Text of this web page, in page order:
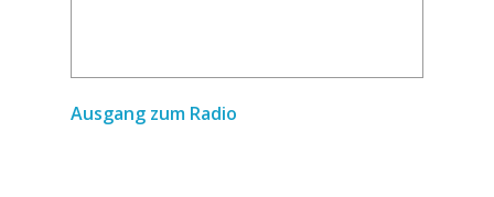
Ausgang zum Radio